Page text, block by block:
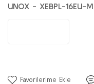
UNOX - XEBPL-16EU-M